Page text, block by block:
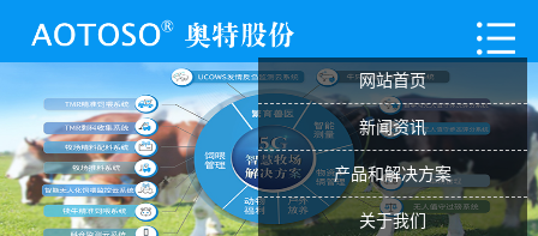
网站首页
新闻资讯
产品和解决方案
关于我们